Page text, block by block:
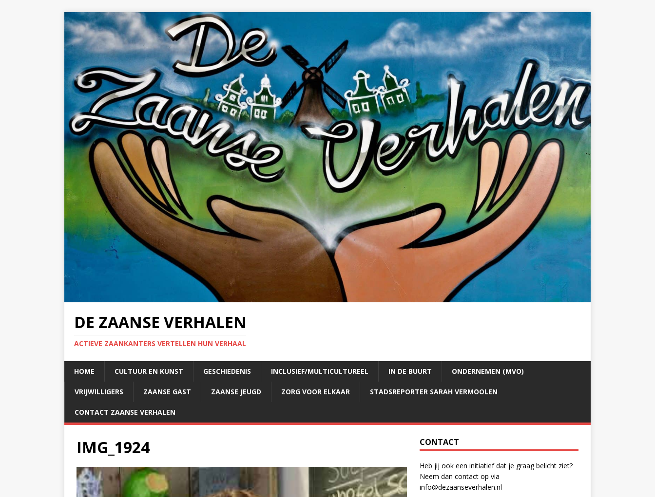
DE ZAANSE VERHALEN
ACTIEVE ZAANKANTERS VERTELLEN HUN VERHAAL
HOME CULTUUR EN KUNST GESCHIEDENIS INCLUSIEF/MULTICULTUREEL IN DE BUURT ONDERNEMEN (MVO)
VRIJWILLIGERS ZAANSE GAST ZAANSE JEUGD ZORG VOOR ELKAAR STADSREPORTER SARAH VERMOOLEN
CONTACT ZAANSE VERHALEN
IMG_1924 CONTACT
Heb jij ook een initiatief dat je graag belicht ziet?
Neem dan contact op via
info@dezaanseverhalen.nl